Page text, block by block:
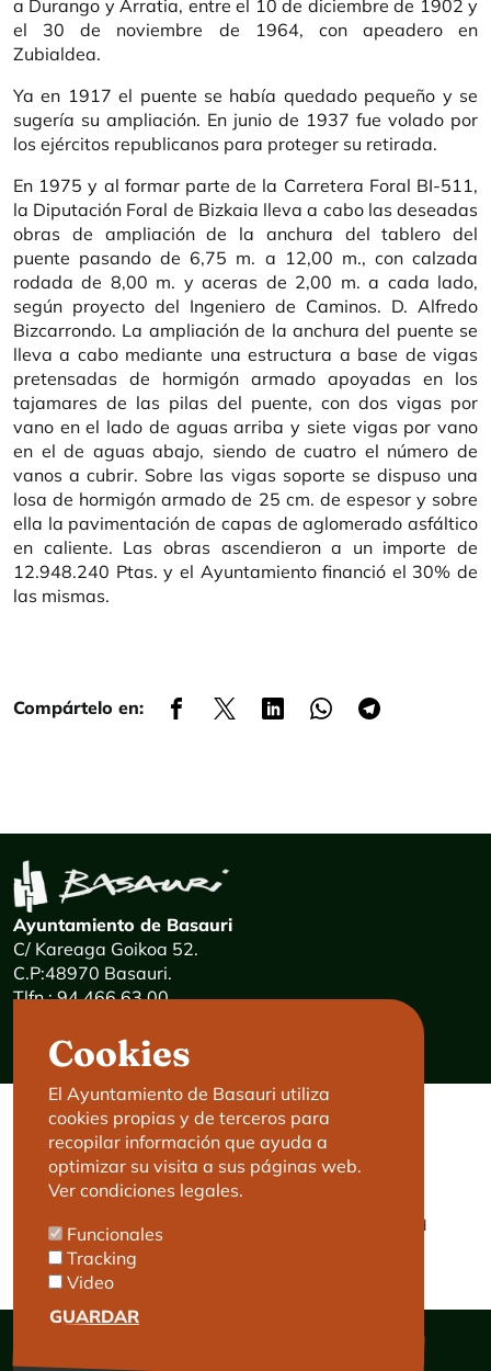
a Durango y Arratia, entre el 10 de diciembre de 1902 y
el 30 de noviembre de 1964, con apeadero en
Zubialdea.
Ya en 1917 el puente se había quedado pequeño y se
sugería su ampliación. En junio de 1937 fue volado por
los ejércitos republicanos para proteger su retirada.
En 1975 y al formar parte de la Carretera Foral BI-511,
la Diputación Foral de Bizkaia lleva a cabo las deseadas
obras de ampliación de la anchura del tablero del
puente pasando de 6,75 m. a 12,00 m., con calzada
rodada de 8,00 m. y aceras de 2,00 m. a cada lado,
según proyecto del Ingeniero de Caminos. D. Alfredo
Bizcarrondo. La ampliación de la anchura del puente se
lleva a cabo mediante una estructura a base de vigas
pretensadas de hormigón armado apoyadas en los
tajamares de las pilas del puente, con dos vigas por
vano en el lado de aguas arriba y siete vigas por vano
en el de aguas abajo, siendo de cuatro el número de
vanos a cubrir. Sobre las vigas soporte se dispuso una
losa de hormigón armado de 25 cm. de espesor y sobre
ella la pavimentación de capas de aglomerado asfáltico
en caliente. Las obras ascendieron a un importe de
12.948.240 Ptas. y el Ayuntamiento financió el 30% de
las mismas.
Compártelo en:
Cookies
El Ayuntamiento de Basauri utiliza
cookies propias y de terceros para
recopilar información que ayuda a
optimizar su visita a sus páginas web.
Ver condiciones legales.
Funcionales
Tracking
Video
GUARDAR
Ayuntamiento de Basauri
C/ Kareaga Goikoa 52.
C.P:48970 Basauri.
Tlfn.: 94 466 63 00
E-mail: haz@basauri.eus
CONTACTO
Basauri le atiende
Cita previa
LEGAL
Aviso legal
Política de privacidad